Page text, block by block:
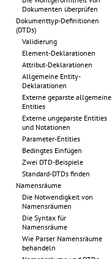
Dokumenten überprüfen
Dokumenttyp-Definitionen
(DTDs)
Validierung
Element-Deklarationen
Attribut-Deklarationen
Allgemeine Entity-
Deklarationen
Externe geparste allgemeine
Entities
Externe ungeparste Entities
und Notationen
Parameter-Entities
Bedingtes Einfügen
Zwei DTD-Beispiele
Standard-DTDs finden
Namensräume
Die Notwendigkeit von
Namensräumen
Die Syntax für
Namensräume
Wie Parser Namensräume
behandeln